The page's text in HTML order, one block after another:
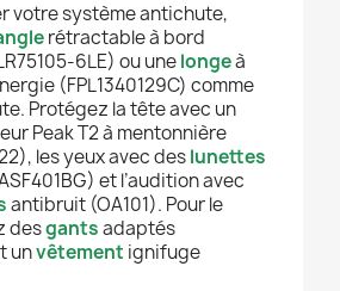
votre système antichute,
rétractable à bord
6LE) ou unelongeà
(FPL1340129C) comme
Protégez la tête avec un
Peak T2 à mentonnière
les yeux avec deslunettes
et l’audition avec
antibruit (OA101). Pour le
desgantsadaptés
unvêtement ignifuge